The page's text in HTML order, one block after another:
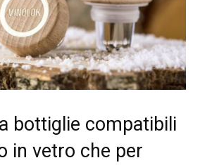
bottiglie compatibili
in vetro che per